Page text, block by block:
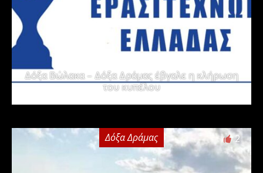
Δόξα Βώλακα – Δόξα Δράμας έβγαλε η κλήρωση
του κυπέλου
Δόξα Δράμας 2